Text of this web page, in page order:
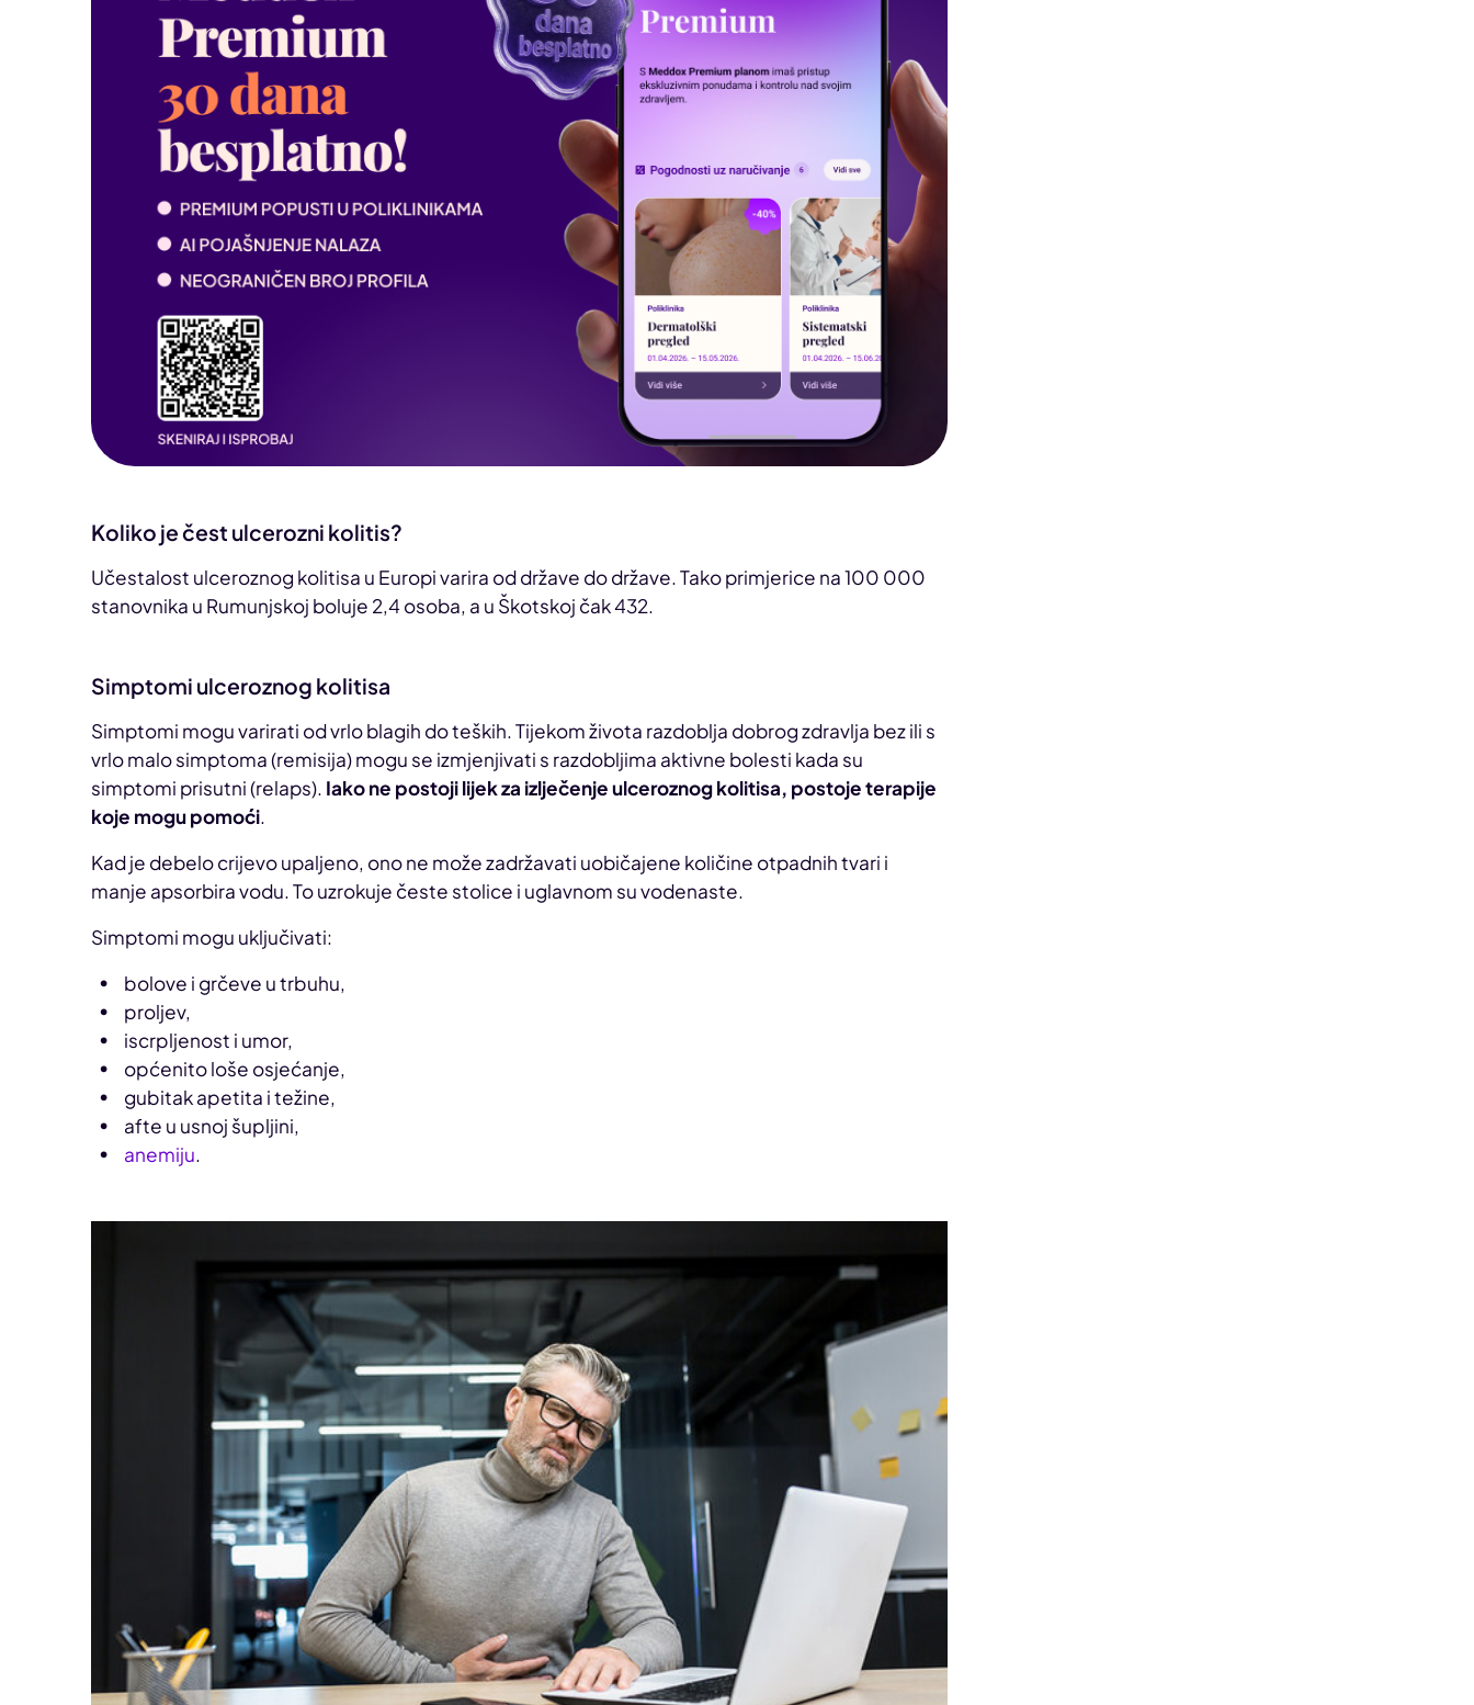
Koliko je čest ulcerozni kolitis?
Učestalost ulceroznog kolitisa u Europi varira od države do države. Tako primjerice na 100 000
stanovnika u Rumunjskoj boluje 2,4 osoba, a u Škotskoj čak 432.
Simptomi ulceroznog kolitisa
Simptomi mogu varirati od vrlo blagih do teških. Tijekom života razdoblja dobrog zdravlja bez ili s
vrlo malo simptoma (remisija) mogu se izmjenjivati s razdobljima aktivne bolesti kada su
simptomi prisutni (relaps). Iako ne postoji lijek za izlječenje ulceroznog kolitisa, postoje terapije
koje mogu pomoći.
Kad je debelo crijevo upaljeno, ono ne može zadržavati uobičajene količine otpadnih tvari i
manje apsorbira vodu. To uzrokuje česte stolice i uglavnom su vodenaste.
Simptomi mogu uključivati:
bolove i grčeve u trbuhu,
proljev,
iscrpljenost i umor,
općenito loše osjećanje,
gubitak apetita i težine,
afte u usnoj šupljini,
anemiju.